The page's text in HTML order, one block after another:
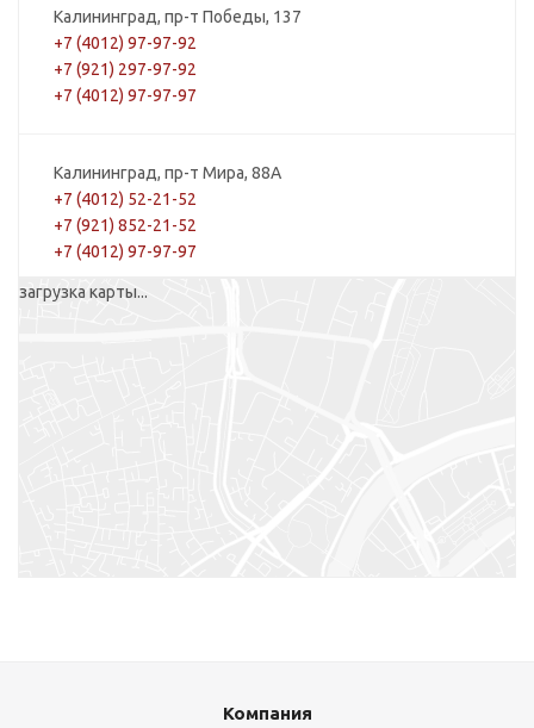
Калининград, пр-т Победы, 137
+7 (4012) 97-97-92
+7 (921) 297-97-92
+7 (4012) 97-97-97
Калининград, пр-т Мира, 88А
+7 (4012) 52-21-52
+7 (921) 852-21-52
+7 (4012) 97-97-97
загрузка карты...
Компания